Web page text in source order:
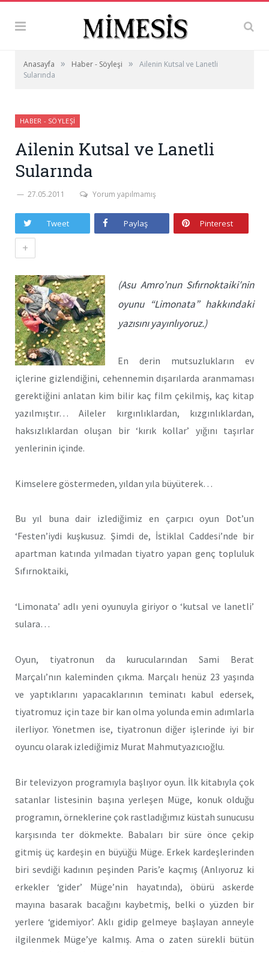
Anasayfa » Haber - Söyleşi »
Ailenin Kutsal ve Lanetli
Sularında
HABER - SÖYLEŞI
Ailenin Kutsal ve Lanetli
Sularında
27.05.2011 Yorum yapılmamış
Tweet Paylaş Pinterest
+
(Asu Amro’nun Sıfırnoktaiki′nin
oyunu “Limonata” hakkındaki
yazısını yayınlıyoruz.)
En derin mutsuzlukların ev
içlerine gizlendiğini, cehennemin dışarılarda aranmaması
gerektiğini anlatan kim bilir kaç film çekilmiş, kaç kitap
yazılmıştır… Aileler kırgınlıklardan, kızgınlıklardan,
haksızlıklardan oluşan bir ‘kırık kollar’ yığını taşırlar
yenlerinin içinde.
Kimselere göstermeden, yıldan yıla büyüterek…
Bu yıl buna dair izlediğimiz en çarpıcı oyun Dot’un
‘Festen’iydi kuşkusuz. Şimdi de, İstiklal Caddesi’nde bir
apartman katında yılmadan tiyatro yapan genç topluluk
Sıfırnoktaiki,
‘Limonata’ adlı yeni oyunuyla giriyor o ‘kutsal ve lanetli’
sulara…
Oyun, tiyatronun da kurucularından Sami Berat
Marçalı’nın kaleminden çıkma. Marçalı henüz 23 yaşında
ve yaptıklarını yapacaklarının teminatı kabul edersek,
tiyatromuz için taze bir kan olma yolunda emin adımlarla
ilerliyor. Yönetmen ise, tiyatronun diğer işlerinde iyi bir
oyuncu olarak izlediğimiz Murat Mahmutyazıcıoğlu.
Bir televizyon programıyla başlıyor oyun. İlk kitabıyla çok
satanlar listesinin başına yerleşen Müge, konuk olduğu
programın, örneklerine çok rastladığımız küstah sunucusu
karşısında ter dökmekte. Babaları bir süre önce çekip
gitmiş üç kardeşin en büyüğü Müge. Erkek kardeşlerinden
biri sevdiği kadının peşinden Paris’e kaçmış (Anlıyoruz ki
erkekler ‘gider’ Müge’nin hayatında), öbürü askerde
mayına basarak bacağını kaybetmiş, belki o yüzden bir
yerlere ‘gidemiyor’. Aklı gidip gelmeye başlayan anneyle
ilgilenmek Müge’ye kalmış. Ama o zaten sürekli bütün